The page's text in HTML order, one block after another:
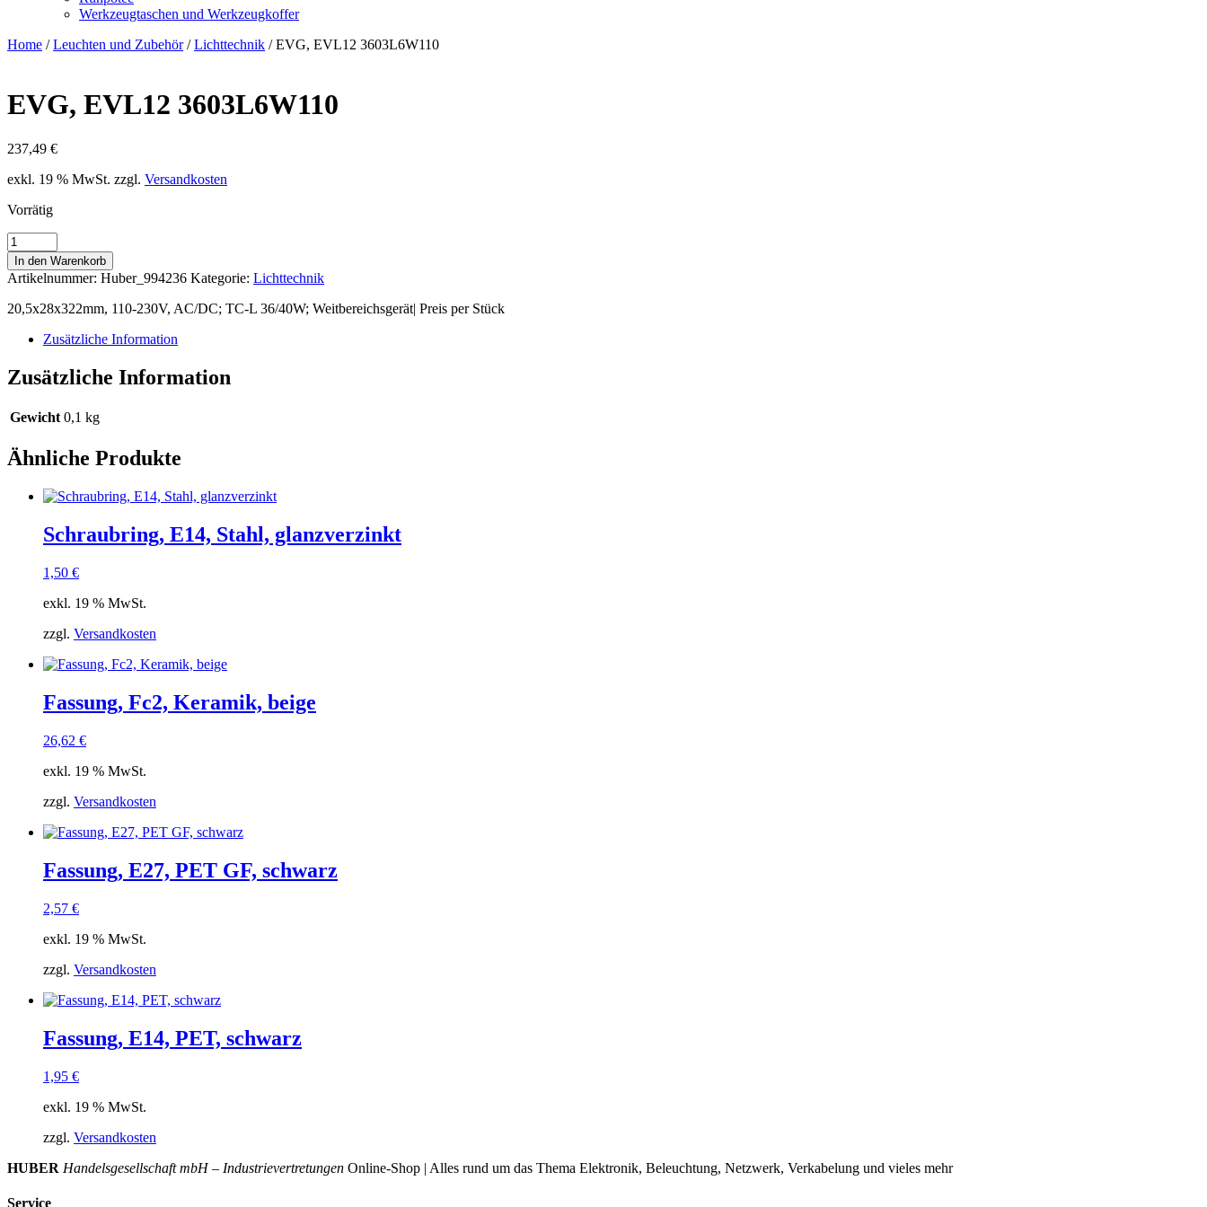
Werkzeugtaschen und Werkzeugkoffer
Home /Leuchten und Zubehör/Lichttechnik / EVG, EVL12 3603L6W110
EVG, EVL12 3603L6W110
237,49 €
exkl. 19 % MwSt. zzgl. Versandkosten
Vorrätig
EVG,
EVL12
3603L6W110
Menge
In den Warenkorb
Artikelnummer: Huber_994236 Kategorie: Lichttechnik
20,5x28x322mm, 110-230V, AC/DC; TC-L 36/40W; Weitbereichsgerät| Preis per Stück
Zusätzliche Information
Zusätzliche Information
Gewicht 0,1 kg
Ähnliche Produkte
Schraubring, E14, Stahl, glanzverzinkt
1,50 €
exkl. 19 % MwSt.
zzgl. Versandkosten
Fassung, Fc2, Keramik, beige
26,62 €
exkl. 19 % MwSt.
zzgl. Versandkosten
Fassung, E27, PET GF, schwarz
2,57 €
exkl. 19 % MwSt.
zzgl. Versandkosten
Fassung, E14, PET, schwarz
1,95 €
exkl. 19 % MwSt.
zzgl. Versandkosten
HUBER Handelsgesellschaft mbH – Industrievertretungen Online-Shop | Alles rund um das Thema Elektronik, Beleuchtung, Netzwerk, Verkabelung und vieles mehr
Service